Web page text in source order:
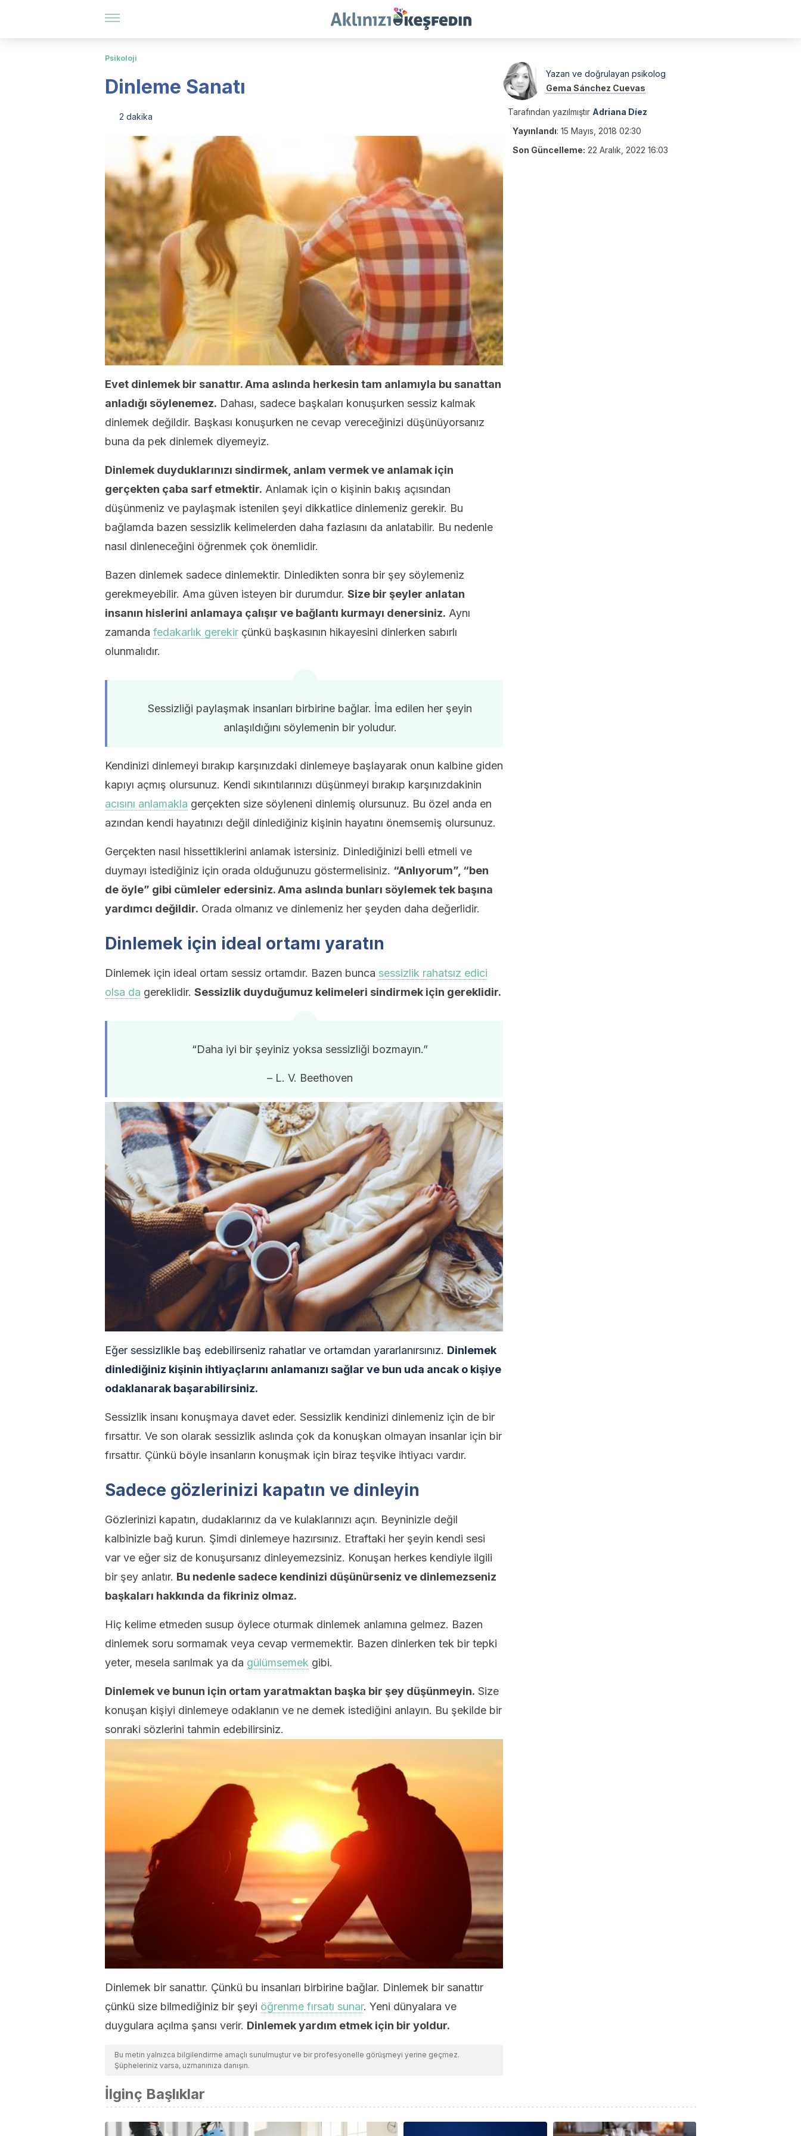
Psikoloji
Dinleme Sanatı
2 dakika
Evet dinlemek bir sanattır. Ama aslında herkesin tam anlamıyla bu sanattan
anladığı söylenemez. Dahası, sadece başkaları konuşurken sessiz kalmak
dinlemek değildir. Başkası konuşurken ne cevap vereceğinizi düşünüyorsanız
buna da pek dinlemek diyemeyiz.
Dinlemek duyduklarınızı sindirmek, anlam vermek ve anlamak için
gerçekten çaba sarf etmektir. Anlamak için o kişinin bakış açısından
düşünmeniz ve paylaşmak istenilen şeyi dikkatlice dinlemeniz gerekir. Bu
bağlamda bazen sessizlik kelimelerden daha fazlasını da anlatabilir. Bu nedenle
nasıl dinleneceğini öğrenmek çok önemlidir.
Bazen dinlemek sadece dinlemektir. Dinledikten sonra bir şey söylemeniz
gerekmeyebilir. Ama güven isteyen bir durumdur. Size bir şeyler anlatan
insanın hislerini anlamaya çalışır ve bağlantı kurmayı denersiniz. Aynı
zamanda fedakarlık gerekir çünkü başkasının hikayesini dinlerken sabırlı
olunmalıdır.
Sessizliği paylaşmak insanları birbirine bağlar. İma edilen her şeyin
anlaşıldığını söylemenin bir yoludur.
Kendinizi dinlemeyi bırakıp karşınızdaki dinlemeye başlayarak onun kalbine giden
kapıyı açmış olursunuz. Kendi sıkıntılarınızı düşünmeyi bırakıp karşınızdakinin
acısını anlamakla gerçekten size söyleneni dinlemiş olursunuz. Bu özel anda en
azından kendi hayatınızı değil dinlediğiniz kişinin hayatını önemsemiş olursunuz.
Gerçekten nasıl hissettiklerini anlamak istersiniz. Dinlediğinizi belli etmeli ve
duymayı istediğiniz için orada olduğunuzu göstermelisiniz. “Anlıyorum”, “ben
de öyle” gibi cümleler edersiniz. Ama aslında bunları söylemek tek başına
yardımcı değildir. Orada olmanız ve dinlemeniz her şeyden daha değerlidir.
Dinlemek için ideal ortamı yaratın
Dinlemek için ideal ortam sessiz ortamdır. Bazen bunca sessizlik rahatsız edici
olsa da gereklidir. Sessizlik duyduğumuz kelimeleri sindirmek için gereklidir.
“Daha iyi bir şeyiniz yoksa sessizliği bozmayın.”
– L. V. Beethoven
Eğer sessizlikle baş edebilirseniz rahatlar ve ortamdan yararlanırsınız. Dinlemek
dinlediğiniz kişinin ihtiyaçlarını anlamanızı sağlar ve bun uda ancak o kişiye
odaklanarak başarabilirsiniz.
Sessizlik insanı konuşmaya davet eder. Sessizlik kendinizi dinlemeniz için de bir
fırsattır. Ve son olarak sessizlik aslında çok da konuşkan olmayan insanlar için bir
fırsattır. Çünkü böyle insanların konuşmak için biraz teşvike ihtiyacı vardır.
Sadece gözlerinizi kapatın ve dinleyin
Gözlerinizi kapatın, dudaklarınız da ve kulaklarınızı açın. Beyninizle değil
kalbinizle bağ kurun. Şimdi dinlemeye hazırsınız. Etraftaki her şeyin kendi sesi
var ve eğer siz de konuşursanız dinleyemezsiniz. Konuşan herkes kendiyle ilgili
bir şey anlatır. Bu nedenle sadece kendinizi düşünürseniz ve dinlemezseniz
başkaları hakkında da fikriniz olmaz.
Hiç kelime etmeden susup öylece oturmak dinlemek anlamına gelmez. Bazen
dinlemek soru sormamak veya cevap vermemektir. Bazen dinlerken tek bir tepki
yeter, mesela sarılmak ya da gülümsemek gibi.
Dinlemek ve bunun için ortam yaratmaktan başka bir şey düşünmeyin. Size
konuşan kişiyi dinlemeye odaklanın ve ne demek istediğini anlayın. Bu şekilde bir
sonraki sözlerini tahmin edebilirsiniz.
Dinlemek bir sanattır. Çünkü bu insanları birbirine bağlar. Dinlemek bir sanattır
çünkü size bilmediğiniz bir şeyi öğrenme fırsatı sunar. Yeni dünyalara ve
duygulara açılma şansı verir. Dinlemek yardım etmek için bir yoldur.
Bu metin yalnızca bilgilendirme amaçlı sunulmuştur ve bir profesyonelle görüşmeyi yerine geçmez.
Şüpheleriniz varsa, uzmanınıza danışın.
Yazan ve doğrulayan psikolog
Gema Sánchez Cuevas
Tarafından yazılmıştır Adriana Díez
Yayınlandı: 15 Mayıs, 2018 02:30
Son Güncelleme: 22 Aralık, 2022 16:03
İlginç Başlıklar